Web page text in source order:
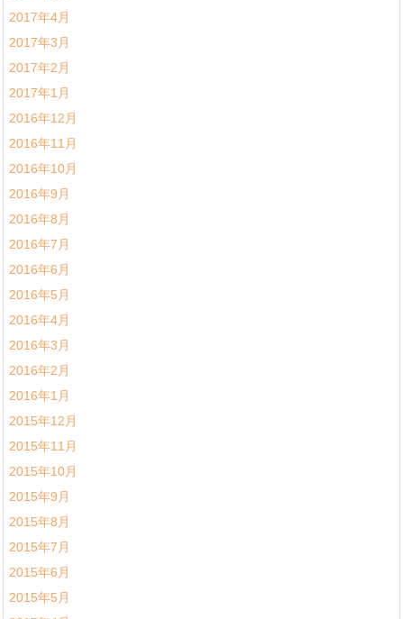
2017年4月
2017年3月
2017年2月
2017年1月
2016年12月
2016年11月
2016年10月
2016年9月
2016年8月
2016年7月
2016年6月
2016年5月
2016年4月
2016年3月
2016年2月
2016年1月
2015年12月
2015年11月
2015年10月
2015年9月
2015年8月
2015年7月
2015年6月
2015年5月